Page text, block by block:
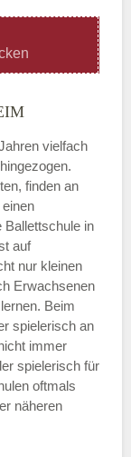
vielfach
finden an
Ballettschule in
auf
nur kleinen
Erwachsenen
Beim
spielerisch an
immer
spielerisch für
oftmals
näheren